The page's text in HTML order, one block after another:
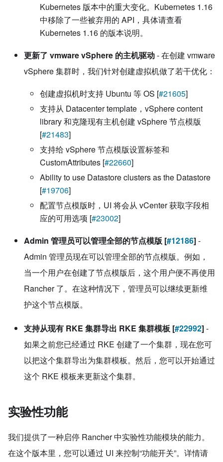
Kubernetes 版本中的重大变化。Kubernetes 1.16
中移除了一些被弃用的 API，具体请查看
Kubernetes 1.16 的版本说明。
更新了 vmware vSphere 的主机驱动- 在创建 vmware
vSphere 集群时，我们针对创建虚拟机做了若干优化：
创建虚拟机时支持 Ubuntu 等 OS [#21605]
支持从 Datacenter template，vSphere content
library 和克隆现有主机创建 vSphere 节点模版
[#21483]
支持给 vSphere 节点模版设置标签和
CustomAttributes [#22660]
Ability to use Datastore clusters as the Datastore
[#19706]
配置节点模版时，UI 将会从 vCenter 获取字段相
应的可用选项 [#23002]
Admin 管理员可以管理全部的节点模版 [#12186]-
Admin 管理员现在可以管理全部的节点模版。例如，
当一个用户在创建了节点模版后，这个用户便不再使用
Rancher 了。在这种情况下，管理员可以继续更新维
护这个节点模版。
支持从现有 RKE 集群导出 RKE 集群模板 [#22992]-
如果之前您已经通过 RKE 创建了一个集群，现在您可
以把这个集群导出为集群模板。然后，您可以开始通过
这个 RKE 模板来更新这个集群。
实验性功能
我们提供了一种启停 Rancher 中实验性功能模块的能力。
在这个版本里，您可以通过 UI 来控制“功能开关”。详情请